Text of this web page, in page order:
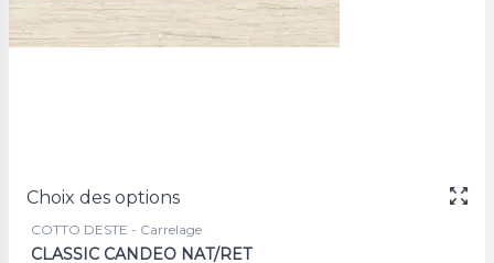
Choix des options
COTTO DESTE - Carrelage
CLASSIC CANDEO NAT/RET